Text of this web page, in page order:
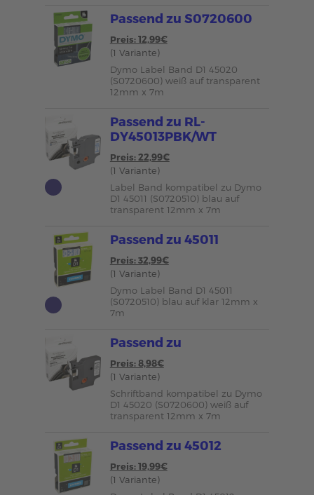
Passend zu S0720600
Preis: 12,99€
(1 Variante)
Dymo Label Band D1 45020
(S0720600) weiß auf transparent
12mm x 7m
Passend zu RL-
DY45013PBK/WT
Preis: 22,99€
(1 Variante)
Label Band kompatibel zu Dymo
D1 45011 (S0720510) blau auf
transparent 12mm x 7m
Passend zu 45011
Preis: 32,99€
(1 Variante)
Dymo Label Band D1 45011
(S0720510) blau auf klar 12mm x
7m
Passend zu
Preis: 8,98€
(1 Variante)
Schriftband kompatibel zu Dymo
D1 45020 (S0720600) weiß auf
transparent 12mm x 7m
Passend zu 45012
Preis: 19,99€
(1 Variante)